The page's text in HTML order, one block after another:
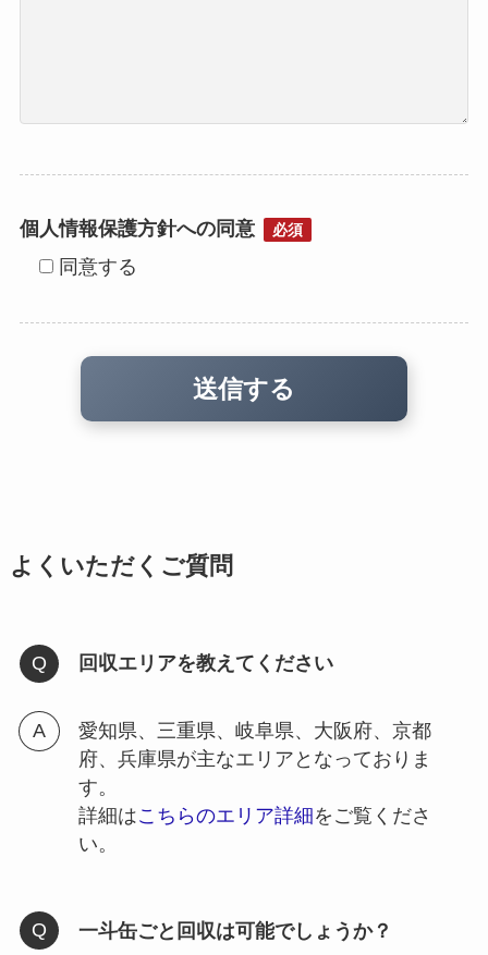
個人情報保護方針への同意 必須
同意する
よくいただくご質問
回収エリアを教えてください
愛知県、三重県、岐阜県、大阪府、京都
府、兵庫県が主なエリアとなっておりま
す。
詳細はこちらのエリア詳細をご覧くださ
い。
一斗缶ごと回収は可能でしょうか？